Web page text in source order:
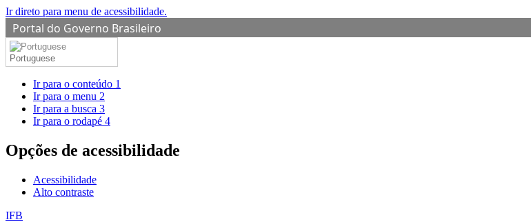
Ir direto para menu de acessibilidade.
Portal do Governo Brasileiro
Portuguese
Ir para o conteúdo 1
Ir para o menu 2
Ir para a busca 3
Ir para o rodapé 4
Opções de acessibilidade
Acessibilidade
Alto contraste
IFB